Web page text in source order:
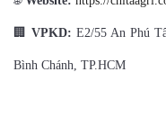
🏢 VPKD: E2/55 An Phú
Bình Chánh, TP.HCM